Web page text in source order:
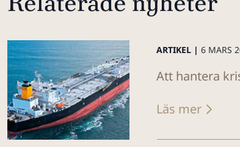
ARTIKEL | 6 MARS
Att hantera
Läs mer